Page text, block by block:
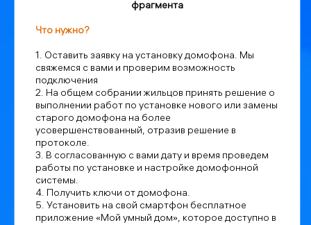
фрагмента
Что нужно?
1. Оставить заявку на установку домофона. Мы
свяжемся с вами и проверим возможность
подключения
2. На общем собрании жильцов принять решение о
выполнении работ по установке нового или замены
старого домофона на более
усовершенствованный, отразив решение в
протоколе.
3. В согласованную с вами дату и время проведем
работы по установке и настройке домофонной
системы.
4. Получить ключи от домофона.
5. Установить на свой смартфон бесплатное
приложение «Мой умный дом», которое доступно в